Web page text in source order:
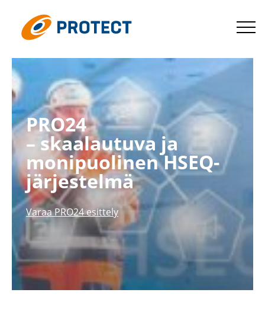
suoraan
sisältöön
Protect
PRO24
– skaalautuva ja
monipuo­linen HSEQ-​
järjestelmä
Varaa PRO24 esittely